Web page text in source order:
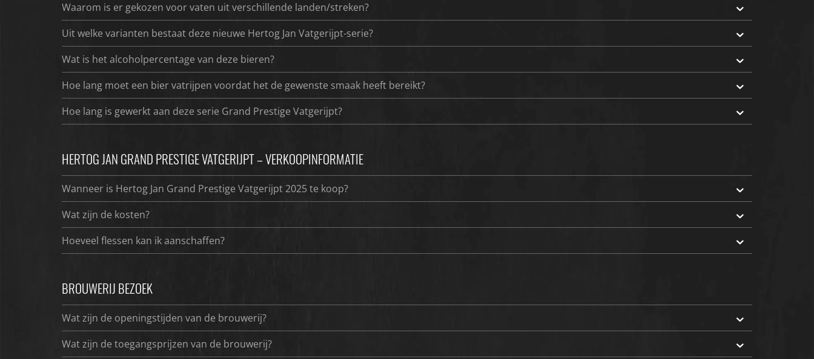
Waarom is er gekozen voor vaten uit verschillende landen/streken?
Uit welke varianten bestaat deze nieuwe Hertog Jan Vatgerijpt-serie?
Wat is het alcoholpercentage van deze bieren?
Hoe lang moet een bier vatrijpen voordat het de gewenste smaak heeft bereikt?
Hoe lang is gewerkt aan deze serie Grand Prestige Vatgerijpt?
HERTOG JAN GRAND PRESTIGE VATGERIJPT – VERKOOPINFORMATIE
Wanneer is Hertog Jan Grand Prestige Vatgerijpt 2025 te koop?
Wat zijn de kosten?
Hoeveel flessen kan ik aanschaffen?
BROUWERIJ BEZOEK
Wat zijn de openingstijden van de brouwerij?
Wat zijn de toegangsprijzen van de brouwerij?